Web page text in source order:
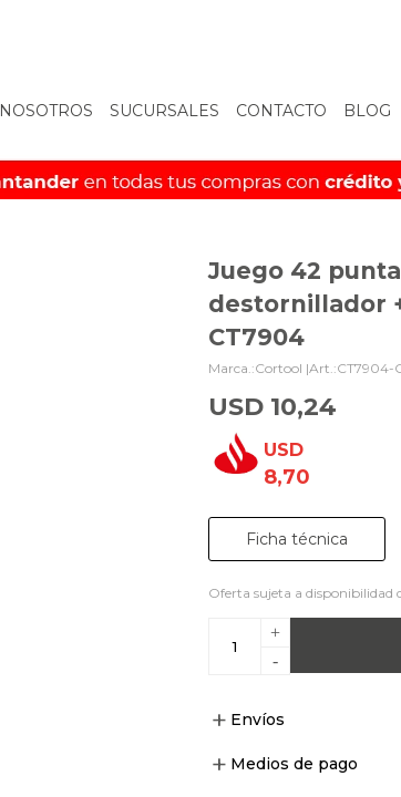
NOSOTROS SUCURSALES CONTACTO BLOG
Juego 42
destornillador
CT7904
Cortool | CT7904-
USD 10,24
USD
8,70
Ficha técnica
Oferta sujeta a disponibilidad
+
-
Envíos
Medios de pago